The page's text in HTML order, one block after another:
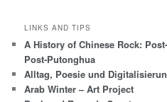
LINKS AND TIPS
A History of Chinese Rock:
Post-Putonghua
Alltag, Poesie und
Arab Winter – Art Project